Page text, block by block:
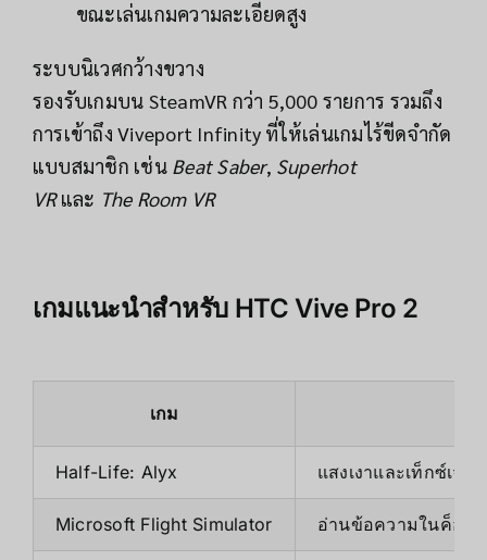
ขณะเล่นเกมความละเอียดสูง
ระบบนิเวศกว้างขวาง
รองรับเกมบน SteamVR กว่า 5,000 รายการ รวมถึง
การเข้าถึง Viveport Infinity ที่ให้เล่นเกมไร้ขีดจำกัด
แบบสมาชิก เช่น Beat Saber, Superhot
VRและ The Room VR
เกมแนะนำสำหรับ HTC Vive Pro 2
เกม
Half-Life: Alyx แสงเงาและเท็กซ์เจ
Microsoft Flight Simulator อ่านข้อความในค็อกพิ